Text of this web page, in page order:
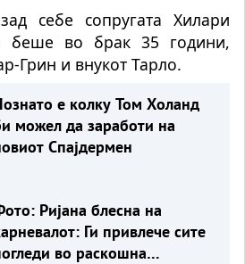
себе сопругата Хилари
беше во брак 35 години,
Грин и внукот Тарло.
е колку Том Холанд
можел да заработи на
Спајдермен
Ријана блесна на
Ги привлече сите
во раскошна